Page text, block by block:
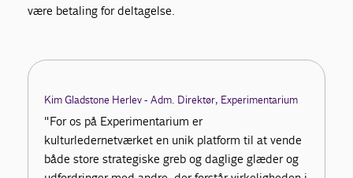
være betaling for deltagelse.
Kim Gladstone Herlev - Adm. Direktør, Experimentarium
"For os på Experimentarium er
kulturledernetværket en unik platform til at vende
både store strategiske greb og daglige glæder og